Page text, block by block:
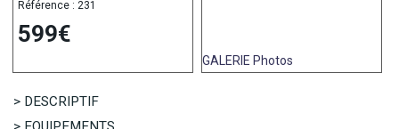
Référence : 231
599€
GALERIE Photos
> DESCRIPTIF